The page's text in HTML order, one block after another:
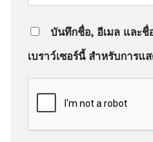
บันทึกชื่อ, อีเมล และชื่
เบราว์เซอร์นี้ สำหรับการแ